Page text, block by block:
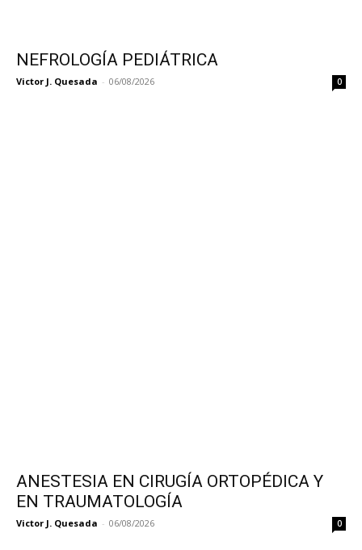
NEFROLOGÍA PEDIÁTRICA
Victor J. Quesada - 06/08/2026 0
ANESTESIA EN CIRUGÍA ORTOPÉDICA Y
EN TRAUMATOLOGÍA
Victor J. Quesada - 06/08/2026 0